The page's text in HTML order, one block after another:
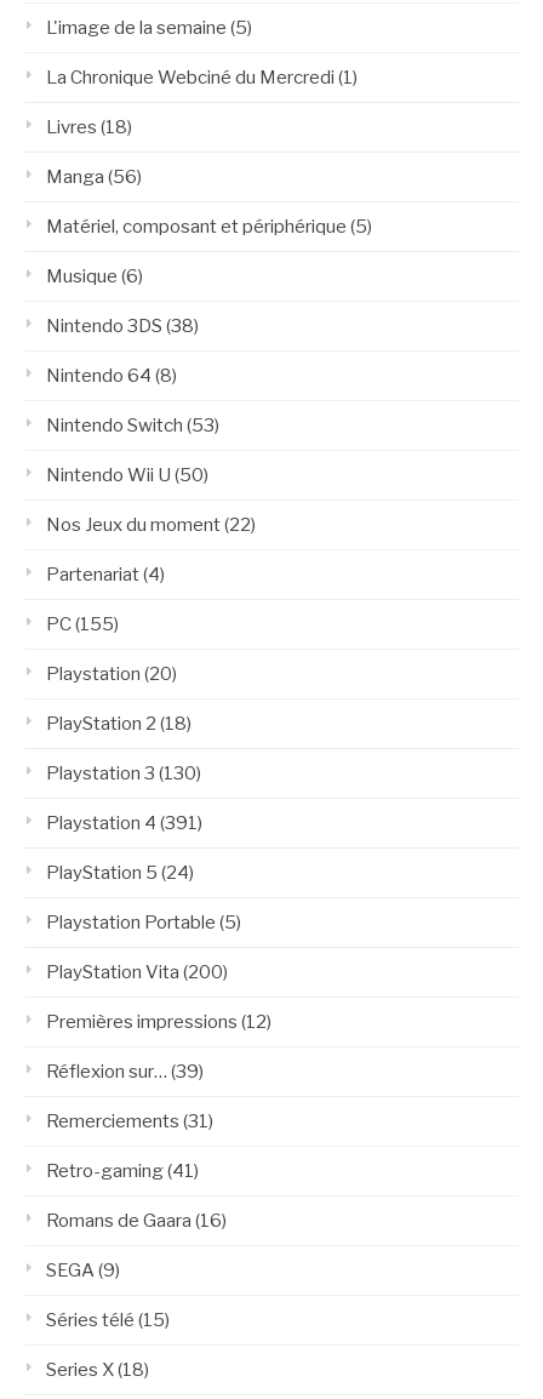
L'image de la semaine (5)
La Chronique Webciné du Mercredi (1)
Livres (18)
Manga (56)
Matériel, composant et périphérique (5)
Musique (6)
Nintendo 3DS (38)
Nintendo 64 (8)
Nintendo Switch (53)
Nintendo Wii U (50)
Nos Jeux du moment(22)
Partenariat(4)
PC(155)
Playstation (20)
PlayStation 2 (18)
Playstation 3 (130)
Playstation 4 (391)
PlayStation 5 (24)
Playstation Portable (5)
PlayStation Vita (200)
Premières impressions (12)
Réflexion sur… (39)
Remerciements (31)
Retro-gaming(41)
Romans de Gaara (16)
SEGA(9)
Séries télé (15)
Series X(18)